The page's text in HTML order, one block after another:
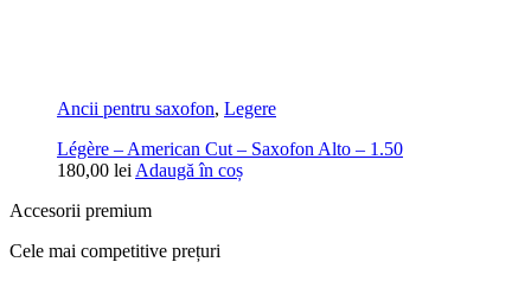
Ancii pentru saxofon, Legere
Légère – American Cut – Saxofon Alto – 1.50
180,00 lei Adaugă în coș
Accesorii premium
Cele mai competitive prețuri